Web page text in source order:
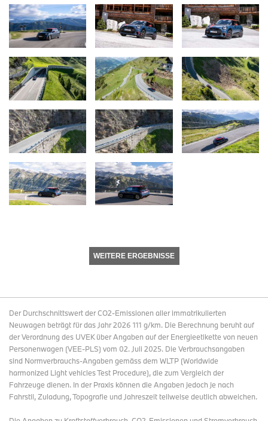
WEITERE ERGEBNISSE
Der Durchschnittswert der CO2-Emissionen aller immatrikulierten
Neuwagen beträgt für das Jahr 2026 111 g/km. Die Berechnung beruht auf
der Verordnung des UVEK über Angaben auf der Energieetikette von neuen
Personenwagen (VEE-PLS) vom 02. Juli 2025. Die Verbrauchsangaben
sind Normverbrauchs-Angaben gemäss dem WLTP (Worldwide
harmonized Light vehicles Test Procedure), die zum Vergleich der
Fahrzeuge dienen. In der Praxis können die Angaben jedoch je nach
Fahrstil, Zuladung, Topografie und Jahreszeit teilweise deutlich abweichen.